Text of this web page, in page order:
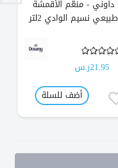
داوني - منعّم الأقمشة
طبيعي نسيم الوادي 2لتر
21.95ر.س
أضف للسلة